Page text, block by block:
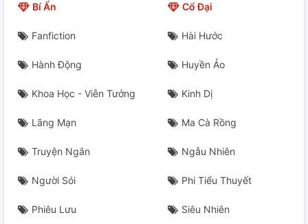
Bí Ẩn Cổ Đại
Fanfiction Hài Hước
Hành Động Huyền Ảo
Khoa Học - Viễn Tưởng Kinh Dị
Lãng Mạn Ma Cà Rồng
Truyện Ngắn Ngẫu Nhiên
Người Sói Phi Tiểu Thuyết
Phiêu Lưu Siêu Nhiên